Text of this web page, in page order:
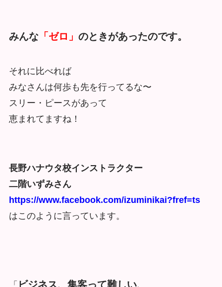
みんな「ゼロ」 のときがあったのです。
それに比べれば
みなさんは何歩も先を行ってるな〜
スリー・ピースがあって
恵まれてますね！
長野ハナウタ校インストラクター
二階いずみさん
https://www.facebook.com/izuminikai?fref=ts
はこのように言っています。
ビジネス、集客って難しい、